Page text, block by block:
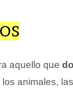
aquello que
animales,